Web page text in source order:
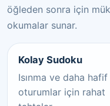
öğleden sonra için
okumalar sunar.
Kolay Sudoku
Isınma ve daha hafif
oturumlar için rahat